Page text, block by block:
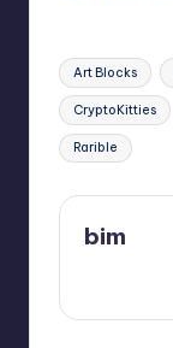
Etiquetas:
Art Blocks
CryptoKitties
Rarible
bim